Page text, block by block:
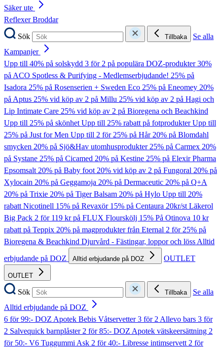
Säker ute
ReflexerBroddar
Sök
Tillbaka
Se alla
Kampanjer
Upp till 40% på solskydd 3 för 2 på populära DOZ-produkter30%
på ACO Spotless & Purifying - Medlemserbjudande! 25% på
Isadora 25% på Rosenserien + Sweden Eco 25% på Eneomey 20%
på Aptus 25% vid köp av 2 på Millu 25% vid köp av 2 på Hagi och
Lip Intimate Care 25% vid köp av 2 på Bioregena och Beachkind
Upp till 25% på skönhetUpp till 25% rabatt på fotprodukterUpp till
25% på Just for Men Upp till 2 för 25% på Hår20% på Blomdahl
smycken 20% på Sjö&Hav utomhusprodukter25% på Carmex 20%
på Systane 25% på Cicamed 20% på Kestine 25% på Elexir Pharma
Epsomsalt20% på Baby foot20% vid köp av 2 på Fungoral 20% på
Xylocain 20% på Geggamoja 20% på Dermaceutic 20% på Q+A
20% på Trixie 20% på Tiger Balsam 20% på Hylo Upp till 20%
rabatt Nicotinell 15% på Revaxör 15% på Centaura 20kr/st Läkerol
Big Pack 2 för 119 kr på FLUX Flourskölj 15% På Otinova 10 kr
rabatt på Teppix 20% på magprodukter från Eternal 2 för 25% på
Bioregena & Beachkind Djurvård - Fästingar, loppor och lössAlltid
erbjudande på DOZ
Alltid erbjudande på DOZ OUTLET
OUTLET
Sök Tillbaka
Se alla
Alltid erbjudande på DOZ
6 för 99:- DOZ Apotek Bebis Våtservetter3 för 2 Allevo bars 3 för
2 Salvequick barnplåster2 för 85:- DOZ Apotek vätskeersättning 2
för 50:- V6 Tuggummi Ask 2 för 40:- Libresse intimservett2 för